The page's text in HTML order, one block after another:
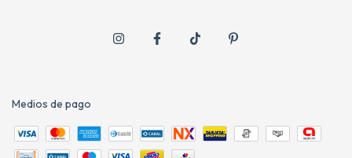
Medios de pago